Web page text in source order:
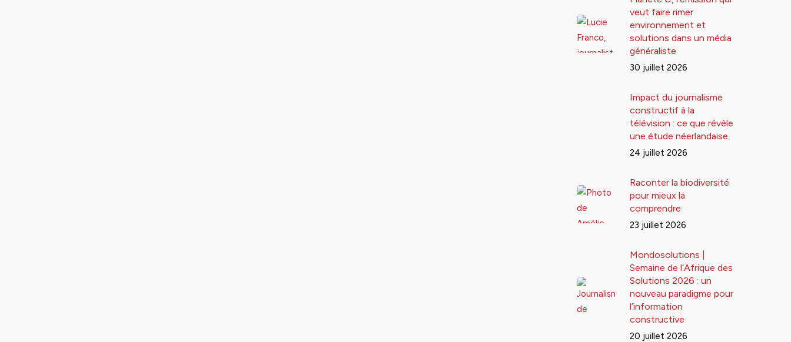
veut faire rimer
environnement et
solutions dans un média
généraliste
30 juillet 2026
Impact du journalisme
constructif à la
télévision : ce que révèle
une étude néerlandaise
24 juillet 2026
Raconter la biodiversité
pour mieux la
comprendre
23 juillet 2026
Mondosolutions |
Semaine de l’Afrique des
Solutions 2026 : un
nouveau paradigme pour
l’information
constructive
20 juillet 2026